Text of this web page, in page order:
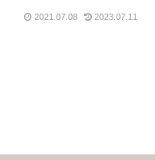
2021.07.08 2023.07.11